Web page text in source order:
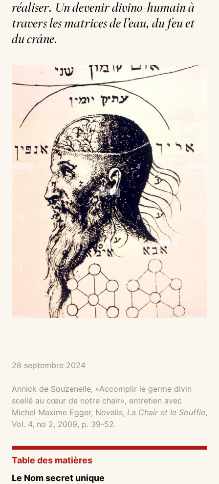
réaliser. Un devenir divino-humain à
travers les matrices de l’eau, du feu et
du crâne.
28 septembre 2024
Annick de Souzenelle, «Accomplir le germe divin
scellé au cœur de notre chair», entretien avec
Michel Maxime Egger, Novalis, La Chair et le Souffle,
Vol. 4, no 2, 2009, p. 39-52.
Table des matières
Le Nom secret unique